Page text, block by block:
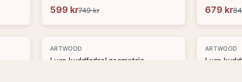
599 kr749 kr 679 kr
-20%
ARTWOOD
Luca kuddfodral geometric
-20%
ARTWOOD
Luca